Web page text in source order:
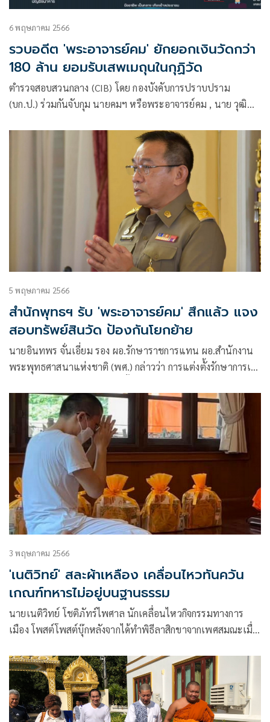
6 พฤษภาคม 2566
รวบอดีต 'พระอาจารย์คม' ยักยอกเงินวัดกว่า
180 ล้าน ยอมรับเสพเมถุนในกุฏิวัด
ตำรวจสอบสวนกลาง (CIB) โดย กองบังคับการปราบปราม
(บก.ป.) ร่วมกันจับกุม นายคมฯ หรือพระอาจารย์คม , นาย วุฒิ
สนับสนุนเจ้าพนักงาน มีหน้าที่ซื้อ ทำ จัดการหรือรักษาทรัพย์ใด
5 พฤษภาคม 2566
สำนักพุทธฯ รับ 'พระอาจารย์คม' สึกแล้ว แจง
สอบทรัพย์สินวัด ป้องกันโยกย้าย
นายอินทพร จั่นเอี่ยม รอง ผอ.รักษาราชการแทน ผอ.สำนักงาน
พระพุทธศาสนาแห่งชาติ (พศ.) กล่าวว่า การแต่งตั้งรักษาการเจ้า
นั้น สืบเนื่องจากวัดนี้ไม่มีเจ้าอาวาสแล้ว ซึ่งเป็นการดำเนินการ
ตามขั้นตอนปกติของคณะสงฆ์
3 พฤษภาคม 2566
'เนติวิทย์' สละผ้าเหลือง เคลื่อนไหวทันควัน
เกณฑ์ทหารไม่อยู่บนฐานธรรม
นายเนติวิทย์ โชติภัทร์ไพศาล นักเคลื่อนไหวกิจกรรมทางการ
เมือง โพสต์โพสต์บุ๊กหลังจากได้ทำพิธีลาสิกขาจากเพศสมณะเมื่อ
ดังที่ผมได้เคยแจ้งขณะเป็นพระเนติวิทย์